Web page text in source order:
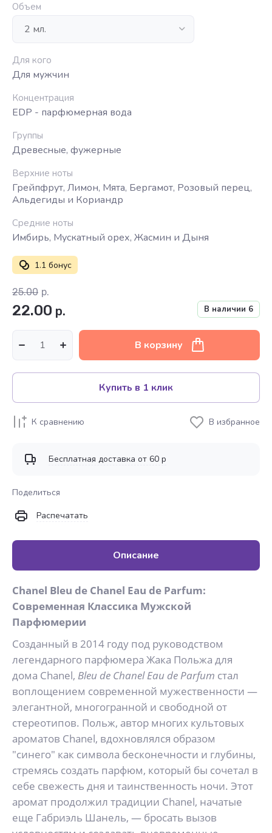
Объем
Для кого
Для мужчин
Концентрация
EDP - парфюмерная вода
Группы
Древесные, фужерные
Верхние ноты
Грейпфрут, Лимон, Мята, Бергамот, Розовый перец,
Альдегиды и Кориандр
Средние ноты
Имбирь, Мускатный орех, Жасмин и Дыня
1.1 бонус
В наличии 6
25.00 р.
22.00 р.
В корзину
Купить в 1 клик
К сравнению В избранное
Бесплатная доставка от 60 р
Поделиться
Распечатать
Описание
Chanel Bleu de Chanel Eau de Parfum:
Современная Классика Мужской
Парфюмерии
Созданный в 2014 году под руководством
легендарного парфюмера Жака Польжа для
дома Chanel, Bleu de Chanel Eau de Parfum стал
воплощением современной мужественности —
элегантной, многогранной и свободной от
стереотипов. Польж, автор многих культовых
ароматов Chanel, вдохновлялся образом
"синего" как символа бесконечности и глубины,
стремясь создать парфюм, который бы сочетал в
себе свежесть дня и таинственность ночи. Этот
аромат продолжил традиции Chanel, начатые
еще Габриэль Шанель, — бросать вызов